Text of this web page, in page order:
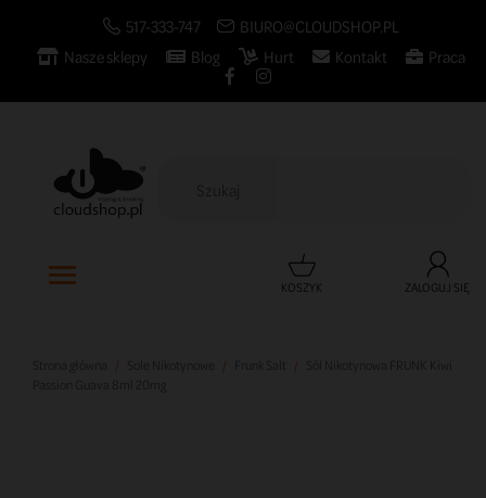
517-333-747
BIURO@CLOUDSHOP.PL
Nasze sklepy
Blog Hurt Kontakt Praca
KOSZYK ZALOGUJ SIĘ